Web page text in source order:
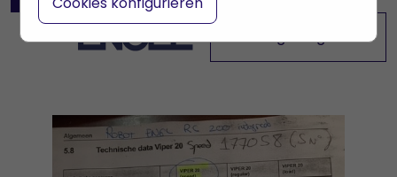
Anfrage Angebot